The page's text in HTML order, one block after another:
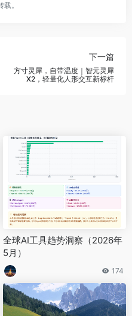
。
下一篇
方寸灵犀，自带温度｜智元灵犀
X2，轻量化人形交互新标杆
全球AI工具趋势洞察（2026年
5月）
174